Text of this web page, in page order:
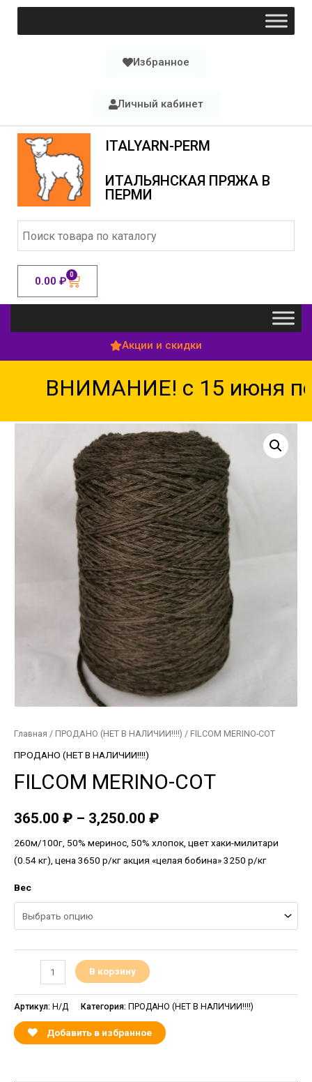
Избранное
Личный кабинет
ITALYARN-PERM
ИТАЛЬЯНСКАЯ ПРЯЖА В
ПЕРМИ
0.00 ₽ 0
Акции и скидки
ВНИМАНИЕ! с 15 июня по
Главная / ПРОДАНО (НЕТ В НАЛИЧИИ!!!!) / FILCOM MERINO-COT
ПРОДАНО (НЕТ В НАЛИЧИИ!!!!)
FILCOM MERINO-COT
365.00 ₽ – 3,250.00 ₽
260м/100г, 50% меринос, 50% хлопок, цвет хаки-милитари
(0.54 кг), цена 3650 р/кг акция «целая бобина» 3250 р/кг
Вес
В корзину
Артикул: Н/Д Категория: ПРОДАНО (НЕТ В НАЛИЧИИ!!!!)
Добавить в избранное